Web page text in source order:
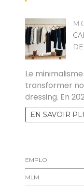
Le
transformer
dressing. En
EN SAVOIR
EMPLOI
MLM